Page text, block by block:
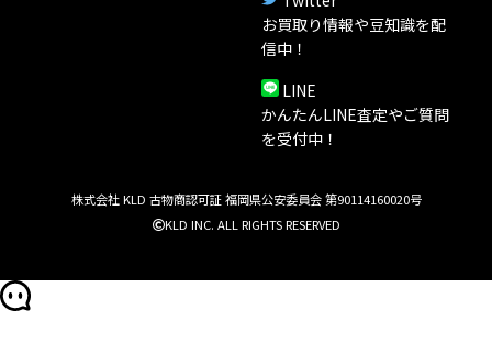
お買取り情報や豆知識を配
信中！
LINE
かんたんLINE査定やご質問
を受付中！
株式会社 KLD 古物商認可証 福岡県公安委員会 第90114160020号
KLD INC. ALL RIGHTS RESERVED